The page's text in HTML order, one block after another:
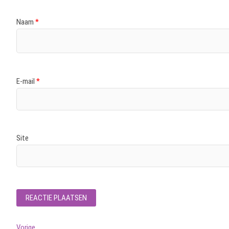
Naam *
E-mail *
Site